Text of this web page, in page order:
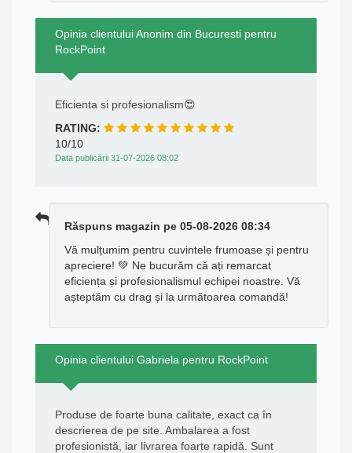
Opinia clientului Anonim din Bucuresti pentru
RockPoint
Eficienta si profesionalism😍
RATING:
10/10
Data publicării 31-07-2026 08:02
Răspuns magazin pe 05-08-2026 08:34
Vă mulțumim pentru cuvintele frumoase și pentru
apreciere! 💚 Ne bucurăm că ați remarcat
eficiența și profesionalismul echipei noastre. Vă
așteptăm cu drag și la următoarea comandă!
Opinia clientului Gabriela pentru RockPoint
Produse de foarte buna calitate, exact ca în
descrierea de pe site. Ambalarea a fost
profesionistă, iar livrarea foarte rapidă. Sunt